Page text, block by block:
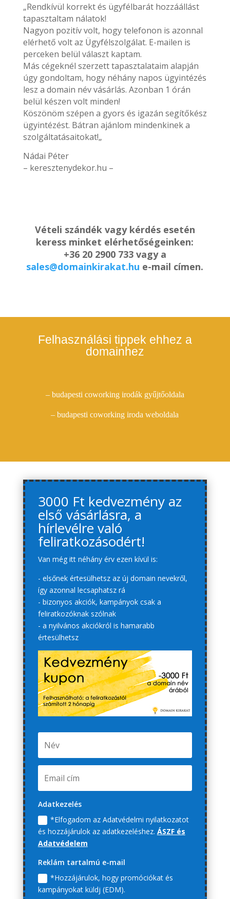
„Rendkívül korrekt és ügyfélbarát hozzáállást
tapasztaltam nálatok!
Nagyon pozitív volt, hogy telefonon is azonnal
elérhető volt az Ügyfélszolgálat. E-mailen is
perceken belül választ kaptam.
Más cégeknél szerzett tapasztalataim alapján
úgy gondoltam, hogy néhány napos ügyintézés
lesz a domain név vásárlás. Azonban 1 órán
belül készen volt minden!
Köszönöm szépen a gyors és igazán segítőkész
ügyintézést. Bátran ajánlom mindenkinek a
szolgáltatásaitokat!„
Nádai Péter
– keresztenydekor.hu –
Vételi szándék vagy kérdés esetén
keress minket elérhetőségeinken:
+36 20 2900 733 vagy a
sales@domainkirakat.hu e-mail címen.
Felhasználási tippek ehhez a
domainhez
– budapesti coworking irodák gyűjtőoldala
– budapesti coworking iroda weboldala
3000 Ft kedvezmény az
első vásárlásra, a
hírlevélre való
feliratkozásodért!
Van még itt néhány érv ezen kívül is:
- elsőnek értesülhetsz az új domain nevekről,
így azonnal lecsaphatsz rá
- bizonyos akciók, kampányok csak a
feliratkozóknak szólnak
- a nyilvános akciókról is hamarabb
értesülhetsz
Adatkezelés
*Elfogadom az Adatvédelmi nyilatkozatot
és hozzájárulok az adatkezeléshez. ÁSZF és
Adatvédelem
Reklám tartalmú e-mail
*Hozzájárulok, hogy promóciókat és
kampányokat küldj (EDM).